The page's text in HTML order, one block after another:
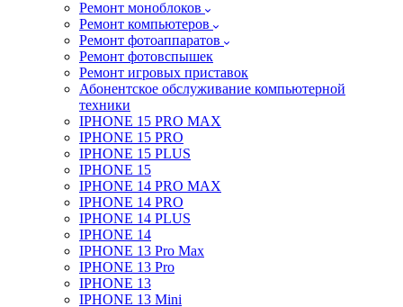
Ремонт моноблоков
Ремонт компьютеров
Ремонт фотоаппаратов
Ремонт фотовспышек
Ремонт игровых приставок
Абонентское обслуживание компьютерной
техники
IPHONE 15 PRO MAX
IPHONE 15 PRO
IPHONE 15 PLUS
IPHONE 15
IPHONE 14 PRO MAX
IPHONE 14 PRO
IPHONE 14 PLUS
IPHONE 14
IPHONE 13 Pro Max
IPHONE 13 Pro
IPHONE 13
IPHONE 13 Mini